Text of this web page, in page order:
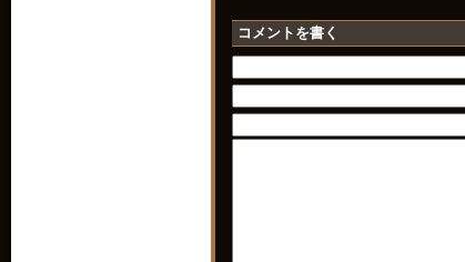
コメントを書く